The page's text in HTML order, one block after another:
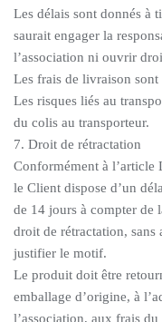
Les délais sont donnés à
saurait engager la
l’association ni ouvrir
Les frais de livraison sont
Les risques liés au
du colis au transporteur.
7. Droit de rétractation
Conformément à l’article
le Client dispose d’un
de 14 jours à compter de
droit de rétractation, sans
justifier le motif.
Le produit doit être
emballage d’origine, à
l’association, aux frais du